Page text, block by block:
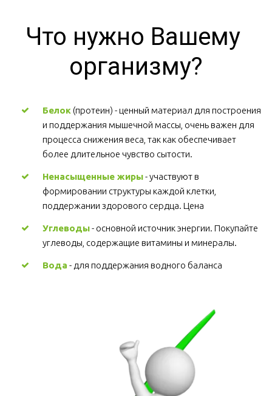
Что нужно Вашему
организму?
Белок (протеин) - ценный материал для построения
и поддержания мышечной массы, очень важен для
процесса снижения веса, так как обеспечивает
более длительное чувство сытости.
Ненасыщенные жиры - участвуют в
формировании структуры каждой клетки,
поддержании здорового сердца. Цена
Углеводы - основной источник энергии. Покупайте
углеводы, содержащие витамины и минералы.
Вода - для поддержания водного баланса